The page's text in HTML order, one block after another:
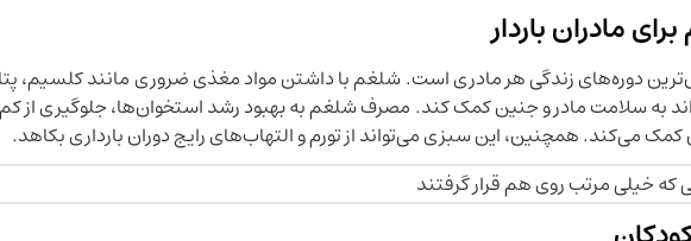
مادران باردار
دوره‌های زندگی هر مادری است. شلغم با داشتن مواد مغذی ضروری مانند کلسیم،
به سلامت مادر و جنین کمک کند. مصرف شلغم به بهبود رشد استخوان‌ها، جلوگیری از
می‌کند. همچنین، این سبزی می‌تواند از تورم و التهاب‌های رایج دوران بارداری بکاهد.